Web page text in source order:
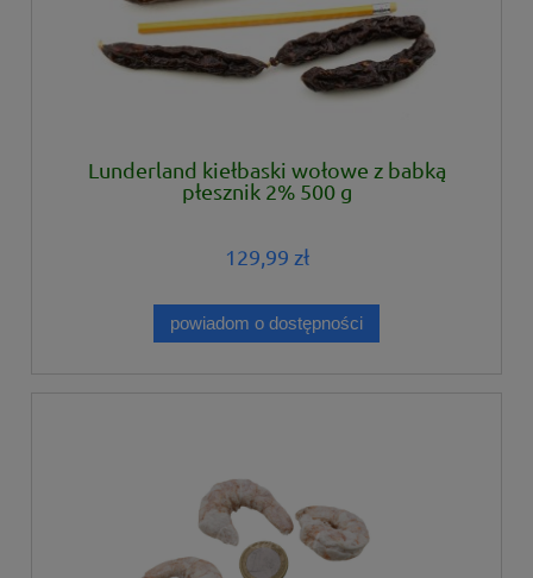
Lunderland kiełbaski wołowe z babką
płesznik 2% 500 g
129,99 zł
powiadom o dostępności